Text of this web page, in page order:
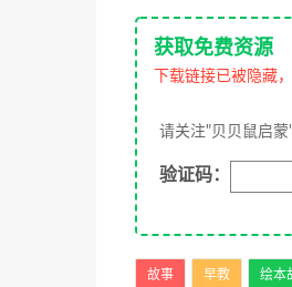
获取免费资源
下载链接已被隐藏
请关注"贝贝鼠启
验证码：
故事 早教 绘本